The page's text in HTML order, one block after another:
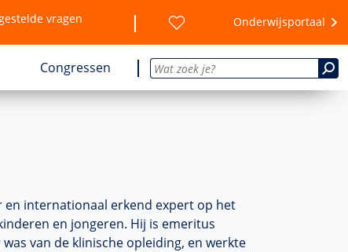
vragen Onderwijsportaal
Congressen
en internationaal erkend expert op het
en jongeren. Hij is emeritus
van de klinische opleiding, en werkte